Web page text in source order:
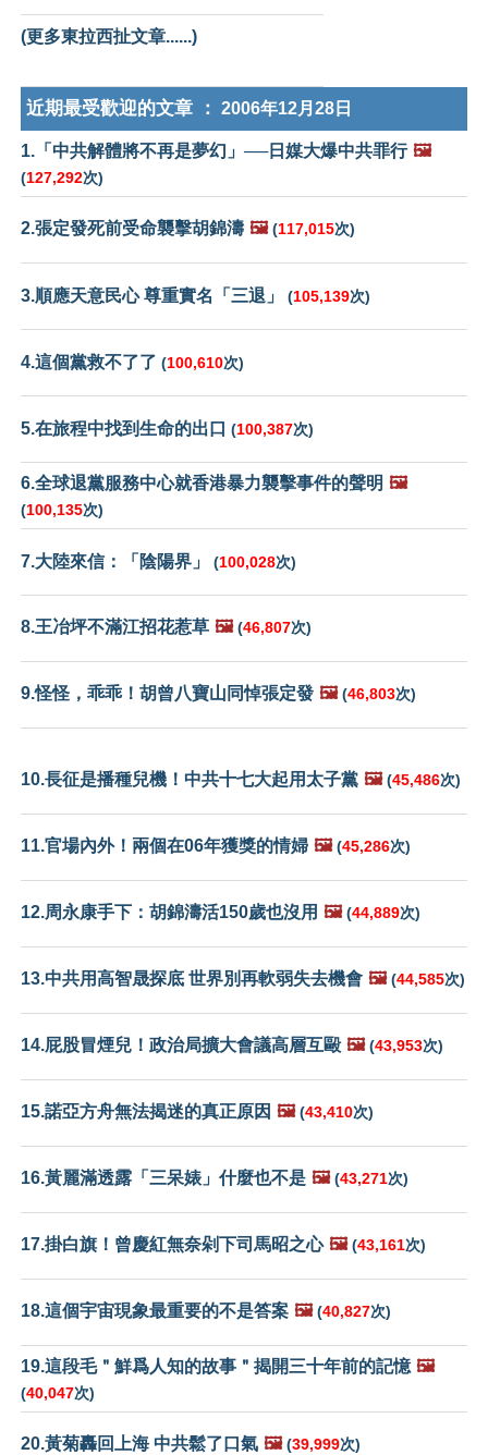
(更多東拉西扯文章......)
近期最受歡迎的文章 ： 2006年12月28日
1.「中共解體將不再是夢幻」──日媒大爆中共罪行 🖼️
(127,292次)
2.張定發死前受命襲擊胡錦濤 🖼️ (117,015次)
3.順應天意民心 尊重實名「三退」 (105,139次)
4.這個黨救不了了 (100,610次)
5.在旅程中找到生命的出口 (100,387次)
6.全球退黨服務中心就香港暴力襲擊事件的聲明 🖼️
(100,135次)
7.大陸來信：「陰陽界」 (100,028次)
8.王冶坪不滿江招花惹草 🖼️ (46,807次)
9.怪怪，乖乖！胡曾八寶山同悼張定發 🖼️ (46,803次)
10.長征是播種兒機！中共十七大起用太子黨 🖼️ (45,486次)
11.官場內外！兩個在06年獲獎的情婦 🖼️ (45,286次)
12.周永康手下：胡錦濤活150歲也沒用 🖼️ (44,889次)
13.中共用高智晟探底 世界別再軟弱失去機會 🖼️ (44,585次)
14.屁股冒煙兒！政治局擴大會議高層互毆 🖼️ (43,953次)
15.諾亞方舟無法揭迷的真正原因 🖼️ (43,410次)
16.黃麗滿透露「三呆婊」什麼也不是 🖼️ (43,271次)
17.掛白旗！曾慶紅無奈剁下司馬昭之心 🖼️ (43,161次)
18.這個宇宙現象最重要的不是答案 🖼️ (40,827次)
19.這段毛＂鮮爲人知的故事＂揭開三十年前的記憶 🖼️
(40,047次)
20.黃菊轟回上海 中共鬆了口氣 🖼️ (39,999次)